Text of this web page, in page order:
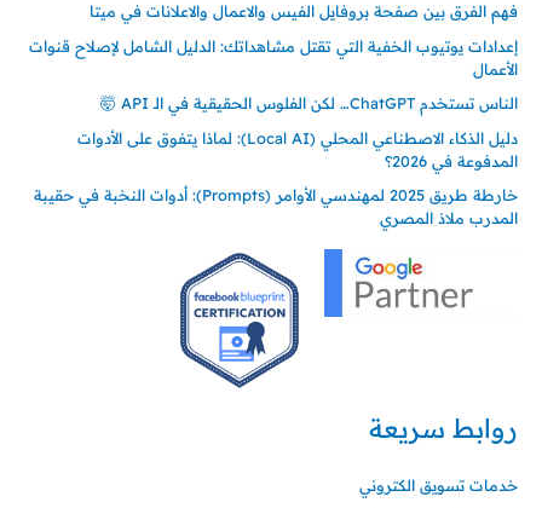
فهم الفرق بين صفحة بروفايل الفيس والاعمال والاعلانات في ميتا
إعدادات يوتيوب الخفية التي تقتل مشاهداتك: الدليل الشامل لإصلاح قنوات
الأعمال
الناس تستخدم ChatGPT… لكن الفلوس الحقيقية في الـ API 🤯
دليل الذكاء الاصطناعي المحلي (Local AI): لماذا يتفوق على الأدوات
المدفوعة في 2026؟
خارطة طريق 2025 لمهندسي الأوامر (Prompts): أدوات النخبة في حقيبة
المدرب ملاذ المصري
روابط سريعة
خدمات تسويق الكتروني